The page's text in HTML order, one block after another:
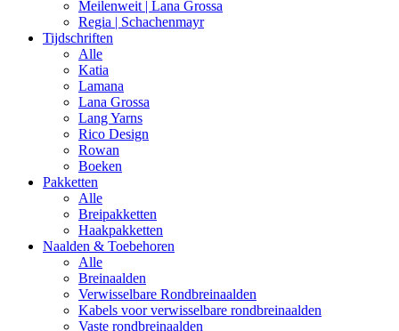
Meilenweit | Lana Grossa
Regia | Schachenmayr
Tijdschriften
Alle
Katia
Lamana
Lana Grossa
Lang Yarns
Rico Design
Rowan
Boeken
Pakketten
Alle
Breipakketten
Haakpakketten
Naalden & Toebehoren
Alle
Breinaalden
Verwisselbare Rondbreinaalden
Kabels voor verwisselbare rondbreinaalden
Vaste rondbreinaalden